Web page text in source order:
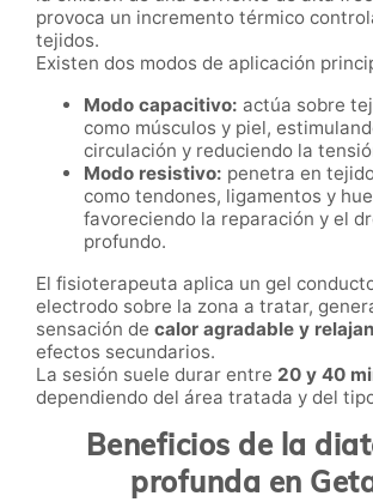
provoca un incremento térmico
tejidos.
Existen dos modos de aplicación
Modo capacitivo: actúa sobre
como músculos y piel,
circulación y reduciendo la
Modo resistivo: penetra en
como tendones, ligamentos y
favoreciendo la reparación y el
profundo.
El fisioterapeuta aplica un gel
electrodo sobre la zona a tratar,
sensación de calor agradable y
efectos secundarios.
La sesión suele durar entre 20 y 40
dependiendo del área tratada y del
Beneficios de la
profunda en